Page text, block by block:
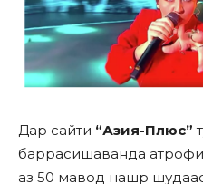
Дар сайти “Азия-Плюс”
баррасишаванда
аз 50 мавод нашр